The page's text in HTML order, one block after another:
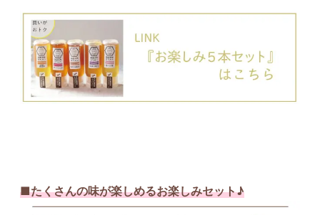
■たくさんの味が楽しめるお楽しみセット♪